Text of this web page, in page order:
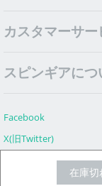
在庫切
カスタマーサー
スピンギアにつ
Facebook
X(旧Twitter)